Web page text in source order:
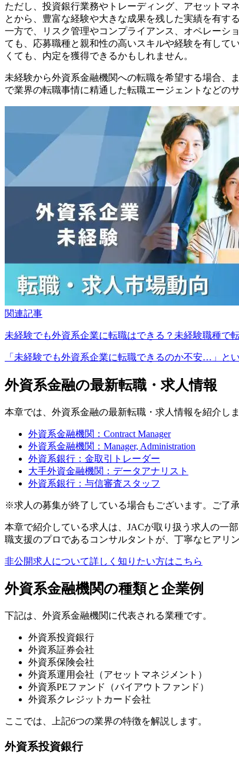
ただし、投資銀行業務やトレーディング、アセットマ
とから、豊富な経験や大きな成果を残した実績を有す
一方で、リスク管理やコンプライアンス、オペレーシ
ても、応募職種と親和性の高いスキルや経験を有して
くても、内定を獲得できるかもしれません。
未経験から外資系金融機関への転職を希望する場合、
で業界の転職事情に精通した転職エージェントなどの
関連記事
未経験でも外資系企業に転職はできる？未経験職種で
「未経験でも外資系企業に転職できるのか不安…」と
外資系金融の最新転職・求人情報
本章では、外資系金融の最新転職・求人情報を紹介しま
外資系金融機関：Contract Manager
外資系金融機関：Manager, Administration
外資系銀行：金取引トレーダー
大手外資金融機関：データアナリスト
外資系銀行：与信審査スタッフ
※求人の募集が終了している場合もございます。ご了承
本章で紹介している求人は、JACが取り扱う求人の一
職支援のプロであるコンサルタントが、丁寧なヒアリ
非公開求人について詳しく知りたい方はこちら
外資系金融機関の種類と企業例
下記は、外資系金融機関に代表される業種です。
外資系投資銀行
外資系証券会社
外資系保険会社
外資系運用会社（アセットマネジメント）
外資系PEファンド（バイアウトファンド）
外資系クレジットカード会社
ここでは、上記6つの業界の特徴を解説します。
外資系投資銀行